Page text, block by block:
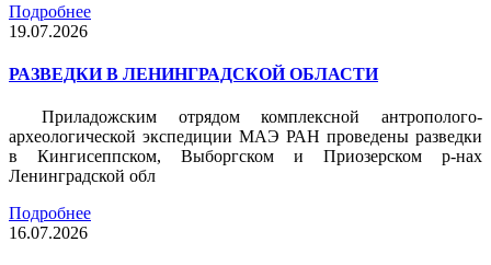
Подробнее
19.07.2026
РАЗВЕДКИ В ЛЕНИНГРАДСКОЙ ОБЛАСТИ
Приладожским отрядом комплексной антрополого-
археологической экспедиции МАЭ РАН проведены разведки
в Кингисеппском, Выборгском и Приозерском р-нах
Ленинградской обл
Подробнее
16.07.2026